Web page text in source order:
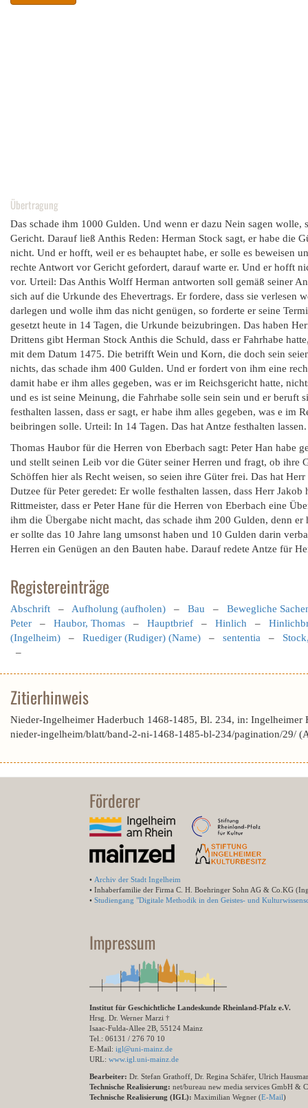
Übertragung
Das schade ihm 1000 Gulden. Und wenn er dazu Nein sagen
Gericht. Darauf ließ Anthis Reden: Herman Stock sagt, er habe die
nicht. Und er hofft, weil er es behauptet habe, er solle es beweisen
rechte Antwort vor Gericht gefordert, darauf warte er. Und er hofft
vor. Urteil: Das Anthis Wolff Herman antworten soll gemäß seiner
sich auf die Urkunde des Ehevertrags. Er fordere, dass sie
darlegen und wolle ihm das nicht genügen, so forderte er seine
gesetzt heute in 14 Tagen, die Urkunde beizubringen. Das haben
Drittens gibt Herman Stock Anthis die Schuld, dass er Fahrhabe
mit dem Datum 1475. Die betrifft Wein und Korn, die doch sein
nichts, das schade ihm 400 Gulden. Und er fordert von ihm eine
damit habe er ihm alles gegeben, was er im Reichsgericht hatte,
und es ist seine Meinung, die Fahrhabe solle sein sein und er
festhalten lassen, dass er sagt, er habe ihm alles gegeben, was e
beibringen solle. Urteil: In 14 Tagen. Das hat Antze festhalten lassen.
Thomas Haubor für die Herren von Eberbach sagt: Peter Han habe
und stellt seinen Leib vor die Güter seiner Herren und fragt, ob ihre
Schöffen hier als Recht weisen, so seien ihre Güter frei. Das hat
Dutzee für Peter geredet: Er wolle festhalten lassen, dass Herr
Rittmeister, dass er Peter Hane für die Herren von Eberbach eine
ihm die Übergabe nicht macht, das schade ihm 200 Gulden, denn
er sollte das 10 Jahre lang umsonst haben und 10 Gulden darin
Herren ein Genügen an den Bauten habe. Darauf redete Antze für
Registereinträge
Abschrift – Aufholung (aufholen) – Bau – Bewegliche
Peter – Haubor, Thomas – Hauptbrief – Hinlich –
(Ingelheim) – Ruediger (Rudiger) (Name) – sententia –
–
Zitierhinweis
Nieder-Ingelheimer Haderbuch 1468-1485, Bl. 234, in:
nieder-ingelheim/blatt/band-2-ni-1468-1485-bl-234/pagination/29/
Förderer
• Archiv der Stadt Ingelheim
• Inhaberfamilie der Firma C. H. Boehringer Sohn AG & Co.KG
• Studiengang "Digitale Methodik in den Geistes- und
Impressum
Institut für Geschichtliche Landeskunde Rheinland-Pfalz e.V.
Hrsg. Dr. Werner Marzi †
Isaac-Fulda-Allee 2B, 55124 Mainz
Tel.: 06131 / 276 70 10
E-Mail: igl@uni-mainz.de
URL: www.igl.uni-mainz.de
Bearbeiter: Dr. Stefan Grathoff, Dr. Regina Schäfer, Ulrich
Technische Realisierung: net/bureau new media services GmbH &
Technische Realisierung (IGL): Maximilian Wegner (E-Mail)